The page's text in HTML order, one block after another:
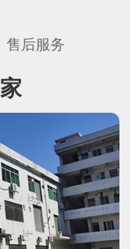
售后服务